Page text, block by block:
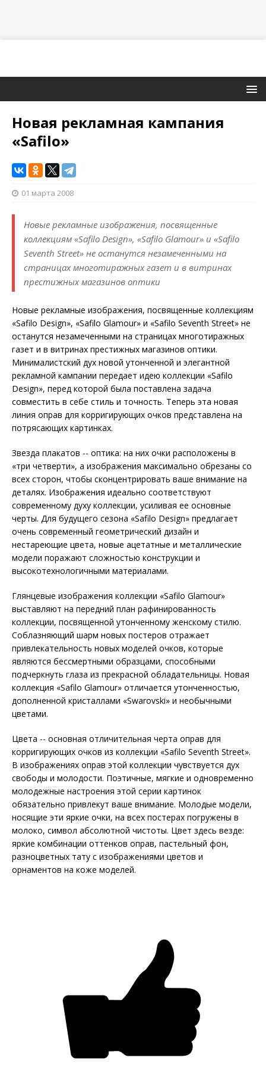
Новая рекламная кампания
«Safilo»
01 марта 2008
Новые рекламные изображения, посвященные
коллекциям «Safilo Design», «Safilo Glamour» и «Safilo
Seventh Street» не останутся незамеченными на
страницах многотиражных газет и в витринах
престижных магазинов оптики
Новые рекламные изображения, посвященные коллекциям
«Safilo Design», «Safilo Glamour» и «Safilo Seventh Street» не
останутся незамеченными на страницах многотиражных
газет и в витринах престижных магазинов оптики.
Минималистский дух новой утонченной и элегантной
рекламной кампании передает идею коллекции «Safilo
Design», перед которой была поставлена задача
совместить в себе стиль и точность. Теперь эта новая
линия оправ для корригирующих очков представлена на
потрясающих картинках.
Звезда плакатов -- оптика: на них очки расположены в
«три четверти», а изображения максимально обрезаны со
всех сторон, чтобы сконцентрировать ваше внимание на
деталях. Изображения идеально соответствуют
современному духу коллекции, усиливая ее основные
черты. Для будущего сезона «Safilo Design» предлагает
очень современный геометрический дизайн и
нестареющие цвета, новые ацетатные и металлические
модели поражают сложностью конструкции и
высокотехнологичными материалами.
Глянцевые изображения коллекции «Safilo Glamour»
выставляют на передний план рафинированность
коллекции, посвященной утонченному женскому стилю.
Соблазняющий шарм новых постеров отражает
привлекательность новых моделей очков, которые
являются бессмертными образцами, способными
подчеркнуть глаза из прекрасной обладательницы. Новая
коллекция «Safilo Glamour» отличается утонченностью,
дополненной кристаллами «Swarovski» и необычными
цветами.
Цвета -- основная отличительная черта оправ для
корригирующих очков из коллекции «Safilo Seventh Street».
В изображениях оправ этой коллекции чувствуется дух
свободы и молодости. Поэтичные, мягкие и одновременно
молодежные настроения этой серии картинок
обязательно привлекут ваше внимание. Молодые модели,
носящие эти яркие очки, на всех постерах погружены в
молоко, символ абсолютной чистоты. Цвет здесь везде:
яркие комбинации оттенков оправ, пастельный фон,
разноцветных тату с изображениями цветов и
орнаментов на коже моделей.